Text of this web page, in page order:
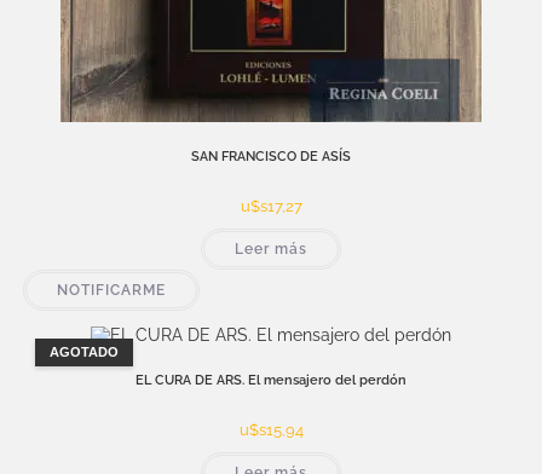
SAN FRANCISCO DE ASÍS
u$s17,27
Leer más
NOTIFICARME
AGOTADO
EL CURA DE ARS. El mensajero del perdón
u$s15,94